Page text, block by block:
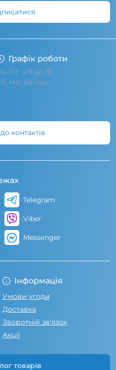
Графік роботи
Пт: з 9 до 19
Нд: вихідні
контактів
Інформація
Умови угоди
Доставка
Зворотній зв'язок
Акції
товарів
Telegram
Viber
Messenger